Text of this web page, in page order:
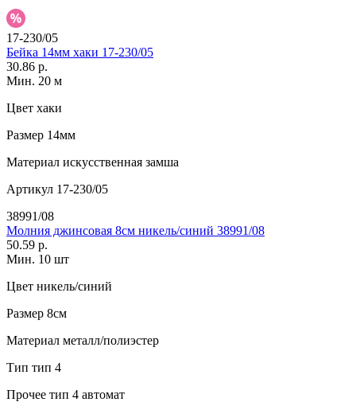
17-230/05
Бейка 14мм хаки 17-230/05
30.86 р.
Мин. 20 м
Цвет хаки
Размер 14мм
Материал искусственная замша
Артикул 17-230/05
38991/08
Молния джинсовая 8см никель/синий 38991/08
50.59 р.
Мин. 10 шт
Цвет никель/синий
Размер 8см
Материал металл/полиэстер
Тип тип 4
Прочее тип 4 автомат